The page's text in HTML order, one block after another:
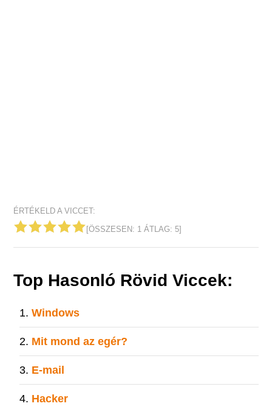
ÉRTÉKELD A VICCET:
[ÖSSZESEN: 1 ÁTLAG:5]
Top Hasonló Rövid Viccek:
Windows
Mit mond az egér?
E-mail
Hacker